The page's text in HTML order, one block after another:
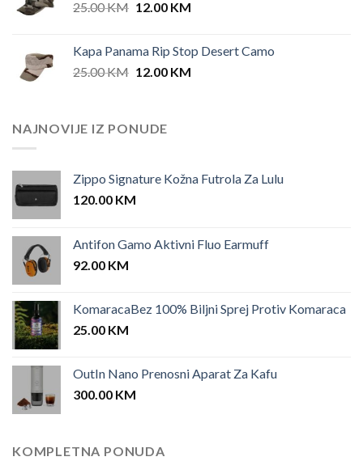
25.00KM Original
25.00 KM.
12.00 KMCurrent
12.00 KM.
Kapa Panama Rip Stop Desert Camo
25.00KM Original
25.00 KM.
12.00 KMCurrent
NAJNOVIJE IZ PONUDE
Zippo Signature Kožna Futrola Za Lulu
120.00 KM
Antifon Gamo Aktivni Fluo Earmuff
92.00 KM
KomaracaBez 100% Biljni Sprej Protiv Komaraca
25.00 KM
OutIn Nano Prenosni Aparat Za Kafu
300.00 KM
KOMPLETNA PONUDA